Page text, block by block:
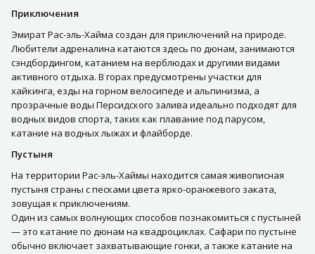
Приключения
Эмират Рас-эль-Хайма создан для приключений на природе.
Любители адреналина катаются здесь по дюнам, занимаются
сэндбордингом, катанием на верблюдах и другими видами
активного отдыха. В горах предусмотрены участки для
хайкинга, езды на горном велосипеде и альпинизма, а
прозрачные воды Персидского залива идеально подходят для
водных видов спорта, таких как плавание под парусом,
катание на водных лыжах и флайборде.
Пустыня
На территории Рас-эль-Хаймы находится самая живописная
пустыня страны с песками цвета ярко-оранжевого заката,
зовущая к приключениям.
Один из самых волнующих способов познакомиться с пустыней
— это катание по дюнам на квадроциклах. Сафари по пустыне
обычно включает захватывающие гонки, а также катание на